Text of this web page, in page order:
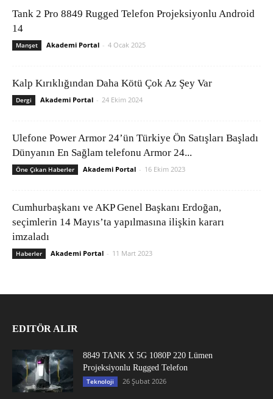
Tank 2 Pro 8849 Rugged Telefon Projeksiyonlu Android
14
Manşet Akademi Portal - 4 Ocak 2025
Kalp Kırıklığından Daha Kötü Çok Az Şey Var
Dergi Akademi Portal - 24 Ekim 2024
Ulefone Power Armor 24’ün Türkiye Ön Satışları Başladı
Dünyanın En Sağlam telefonu Armor 24...
Öne Çıkan Haberler Akademi Portal - 16 Ekim 2023
Cumhurbaşkanı ve AKP Genel Başkanı Erdoğan,
seçimlerin 14 Mayıs’ta yapılmasına ilişkin kararı
imzaladı
Haberler Akademi Portal - 11 Mart 2023
EDITÖR ALIR
8849 TANK X 5G 1080P 220 Lümen
Projeksiyonlu Rugged Telefon
Teknoloji 26 Şubat 2026